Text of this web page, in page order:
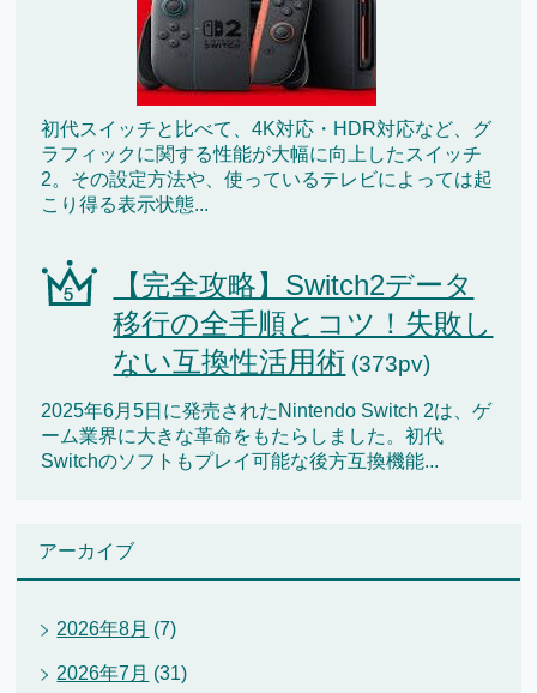
初代スイッチと比べて、4K対応・HDR対応など、グ
ラフィックに関する性能が大幅に向上したスイッチ
2。その設定方法や、使っているテレビによっては起
こり得る表示状態...
【完全攻略】Switch2データ
移行の全手順とコツ！失敗し
ない互換性活用術 (373pv)
2025年6月5日に発売されたNintendo Switch 2は、ゲ
ーム業界に大きな革命をもたらしました。初代
Switchのソフトもプレイ可能な後方互換機能...
アーカイブ
2026年8月 (7)
2026年7月 (31)